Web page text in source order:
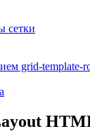
сетки
grid-template-